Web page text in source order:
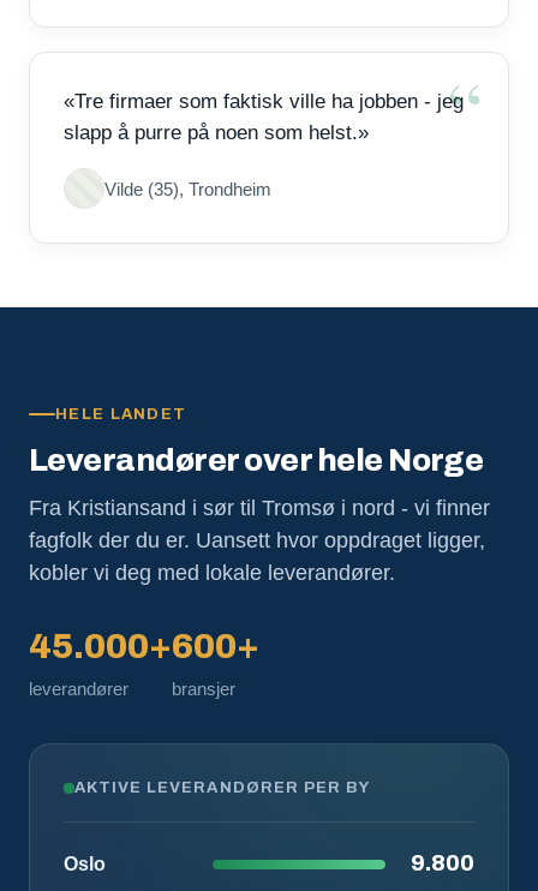
«Tre firmaer som faktisk ville ha jobben - jeg
slapp å purre på noen som helst.»
Vilde (35), Trondheim
HELE LANDET
Leverandører over hele Norge
Fra Kristiansand i sør til Tromsø i nord - vi finner
fagfolk der du er. Uansett hvor oppdraget ligger,
kobler vi deg med lokale leverandører.
45.000+
leverandører
600+
bransjer
AKTIVE LEVERANDØRER PER BY
Oslo 9.800